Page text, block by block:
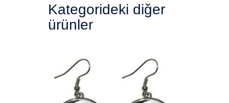
Kategorideki diğer
ürünler